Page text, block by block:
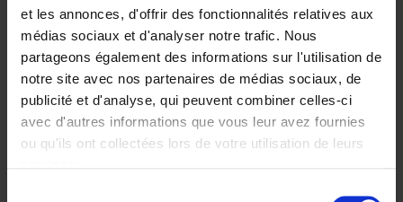
et les annonces, d'offrir des fonctionnalités relatives aux
médias sociaux et d'analyser notre trafic. Nous
partageons également des informations sur l'utilisation de
notre site avec nos partenaires de médias sociaux, de
publicité et d'analyse, qui peuvent combiner celles-ci
avec d'autres informations que vous leur avez fournies
ou qu'ils ont collectées lors de votre utilisation de leurs
Refuse
Steven Van Belleghem
Couverture souple
2020 256
€37,50